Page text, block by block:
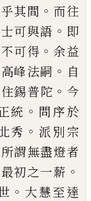
其間 。 而往
可與語 。 即
可得 。 余益
峰法嗣 。 自
錫普陀 。 今
統 。 問序於
秀 。 派別宗
謂無盡燈者
初之一薪 。
。 大慧至達